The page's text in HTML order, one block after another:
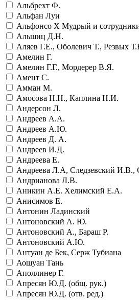
Альбрехт Ф.
Альфан Луи
Альфонсо Х Мудрый и
Альшиц Д.Н.
Аляев Г.Е., Оболевич Т., Резвых
Амелин Г.
Амелин Г.Г., Мордерер В.Я.
Амент С.
Амман М.
Амосова Н.Н., Каплина Н.И.
Андерсон Л.
Андреев А.А.
Андреев А.Ю.
Андреев Д. А.
Андреев И.Д.
Андреева Е.
Андреева Л.А, Следзевский
Андрианова Л.В.
Аникин А.Е. Хелимский Е.А.
Анисимов Е.
Антонин Ладинский
Антоновский А. Ю.
Антоновский А., Бараш Р.
Антоновский А.Ю.
Антуан де Бек, Серж Тубиана
Аошуан Тань
Аполлинер Г.
Апресян Ю.Д. (общ. рук.)
Апресян Ю.Д. (отв. ред.)